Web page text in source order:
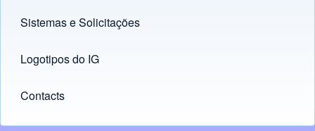
Sistemas e Solicitações
(opens in new tab)
Logotipos do IG
(opens in new tab)
Contacts